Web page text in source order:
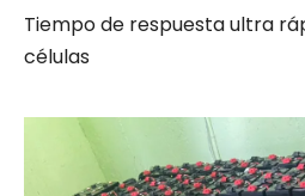
Tiempo de respuesta ultra
células